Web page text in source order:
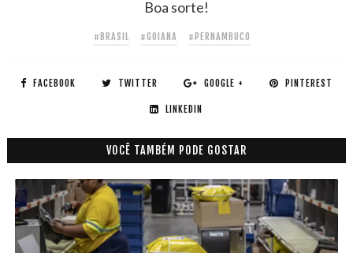
Boa sorte!
#BRASIL #GOIANA #PERNAMBUCO
FACEBOOK TWITTER GOOGLE + PINTEREST
LINKEDIN
VOCÊ TAMBÉM PODE GOSTAR